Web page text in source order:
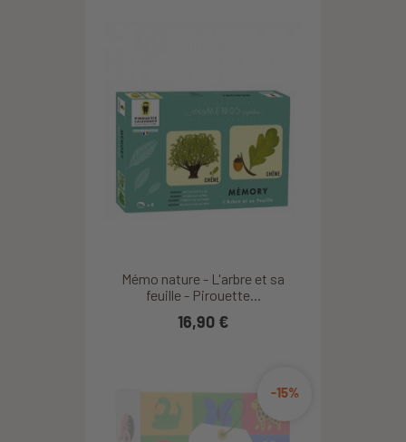
Mémo nature - L'arbre et sa
feuille - Pirouette...
16,90 €
-15%